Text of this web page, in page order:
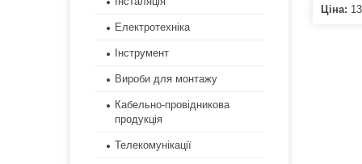
Ціна:
Електротехніка
Інструмент
Вироби для монтажу
Кабельно-провідникова
продукція
Телекомунікації